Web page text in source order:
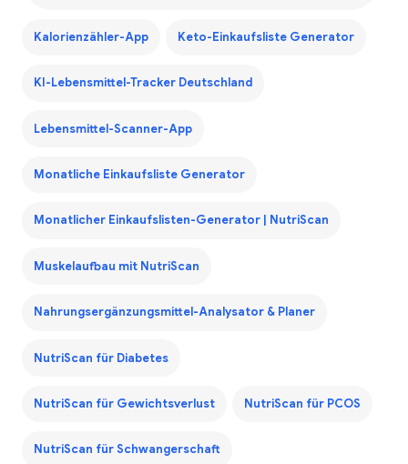
Kalorienzähler-App Keto-Einkaufsliste Generator
KI-Lebensmittel-Tracker Deutschland
Lebensmittel-Scanner-App
Monatliche Einkaufsliste Generator
Monatlicher Einkaufslisten-Generator | NutriScan
Muskelaufbau mit NutriScan
Nahrungsergänzungsmittel-Analysator & Planer
NutriScan für Diabetes
NutriScan für Gewichtsverlust NutriScan für PCOS
NutriScan für Schwangerschaft